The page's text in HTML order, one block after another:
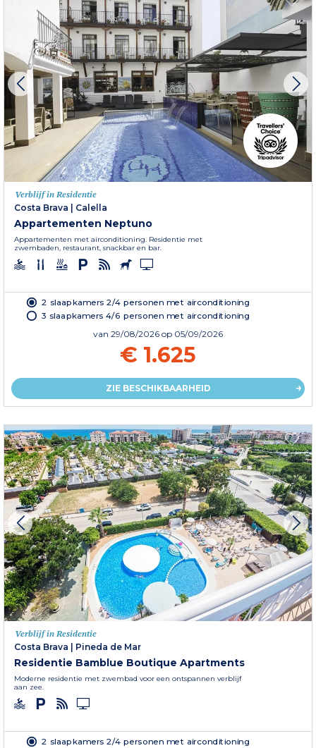
Verblijf in Residentie
Costa Brava
Calella
Appartementen Neptuno
Appartementen met airconditioning. Residentie met
zwembaden, restaurant, snackbar en bar.
2 slaapkamers 2/4 personen met airconditioning
3 slaapkamers 4/6 personen met airconditioning
van 29/08/2026 op 05/09/2026
€ 1.625
ZIE BESCHIKBAARHEID
Verblijf in Residentie
Costa Brava
Pineda de Mar
Residentie Bamblue Boutique Apartments
Moderne residentie met zwembad voor een ontspannen verblijf
aan zee.
2 slaapkamers 2/4 personen met airconditioning